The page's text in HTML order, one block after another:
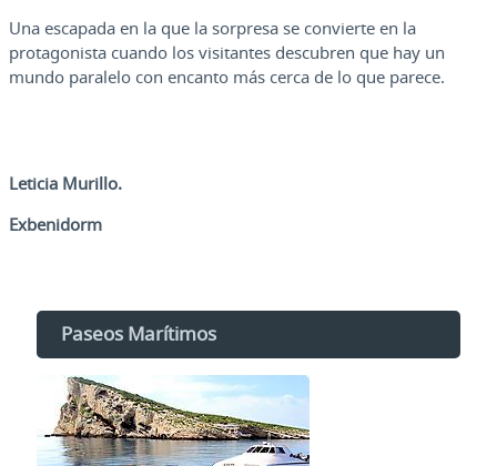
Una escapada en la que la sorpresa se convierte en la
protagonista cuando los visitantes descubren que hay un
mundo paralelo con encanto más cerca de lo que parece.
Leticia Murillo.
Exbenidorm
Paseos Marítimos